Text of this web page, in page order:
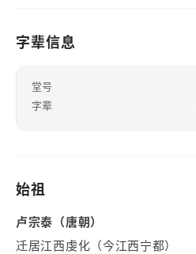
字辈信息
堂号
字辈
始祖
卢宗泰（唐朝）
迁居江西虔化（今江西宁都）